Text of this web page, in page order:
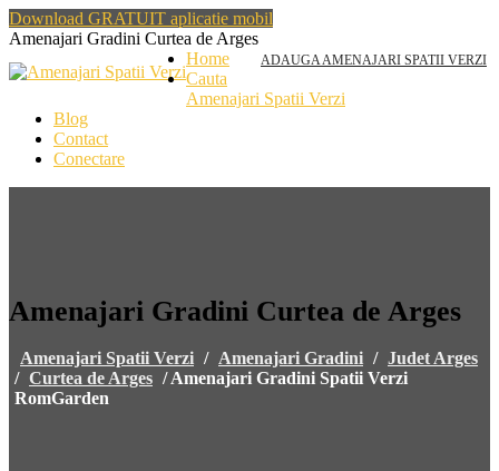
Download GRATUIT aplicatie mobil
Amenajari Gradini Curtea de Arges
ADAUGA AMENAJARI SPATII VERZI
Home
Cauta
Amenajari Spatii Verzi
Blog
Contact
Conectare
Amenajari Gradini Curtea de Arges
Amenajari Spatii Verzi / Amenajari Gradini / Judet Arges
/ Curtea de Arges /Amenajari Gradini Spatii Verzi
RomGarden